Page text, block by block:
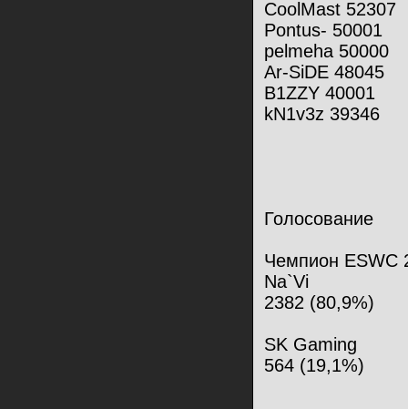
CoolMast 52307
Pontus- 50001
pelmeha 50000
Ar-SiDE 48045
B1ZZY 40001
kN1v3z 39346
Голосование
Чемпион ESWC
Na`Vi
2382 (80,9%)
SK Gaming
564 (19,1%)